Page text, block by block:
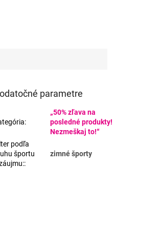
parametre
:
„50% zľava na
posledné produkty!
Nezmeškaj to!“
podľa
športu
:
zimné športy